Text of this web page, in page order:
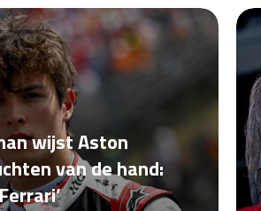
wijst Aston
van de hand: